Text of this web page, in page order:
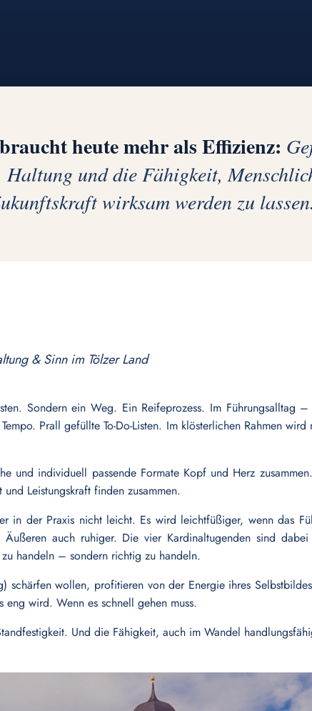
heute mehr als Effizienz:
und die Fähigkeit,
wirksam werden zu lassen.
& Sinn im Tölzer Land
Sondern ein Weg. Ein Reifeprozess. Im
Prall gefüllte To-Do-Listen. Im klösterlichen Rahmen
und individuell passende Formate Kopf und Herz
Leistungskraft finden zusammen.
in der Praxis nicht leicht. Es wird leichtfüßiger, wenn das
auch ruhiger. Die vier Kardinaltugenden sind
handeln – sondern richtig zu handeln.
schärfen wollen, profitieren von der Energie ihres
eng wird. Wenn es schnell gehen muss.
Und die Fähigkeit, auch im Wandel